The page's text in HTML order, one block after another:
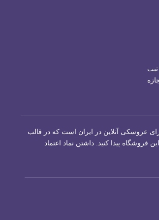
ثبت
عروسکی آنلاین در ایران است که در قالب
پیدا کنید. داشتن نماد اعتماد